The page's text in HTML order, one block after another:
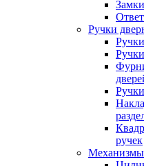
Ручки
ручек
Механизмы